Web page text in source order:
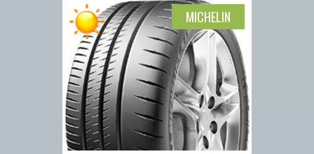
MICHELIN